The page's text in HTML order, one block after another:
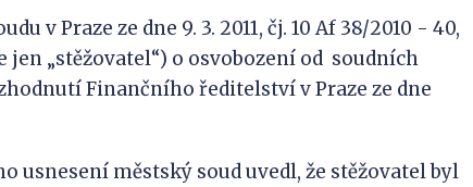
ze dne 9. 3. 2011, čj. 10 Af 38/2010 - 40,
jen „stěžovatel“) o osvobození od soudních
Finančního ředitelství v Praze ze dne
městský soud uvedl, že stěžovatel byl